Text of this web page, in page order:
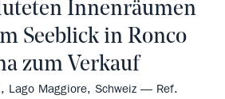
Innenräumen
Seeblick in Ronco
zum Verkauf
Lago Maggiore, Schweiz — Ref.